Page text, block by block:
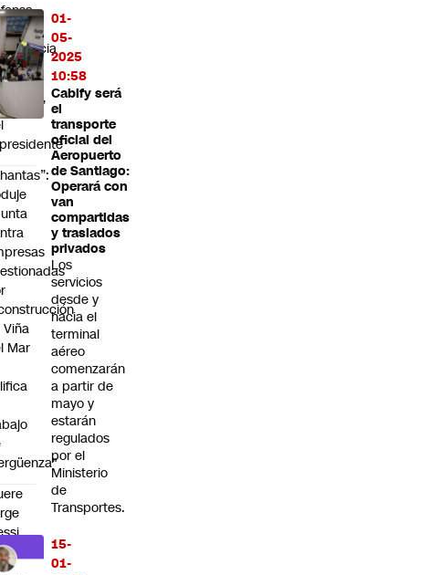
01-
05-
2025
10:58
Cabify será
el
transporte
oficial del
Aeropuerto
de Santiago:
Operará con
van
compartidas
y traslados
privados
Los
servicios
desde y
hacia el
terminal
aéreo
comenzarán
a partir de
mayo y
estarán
regulados
por el
Ministerio
de
Transportes.
15-
01-
la
Viña
Mar